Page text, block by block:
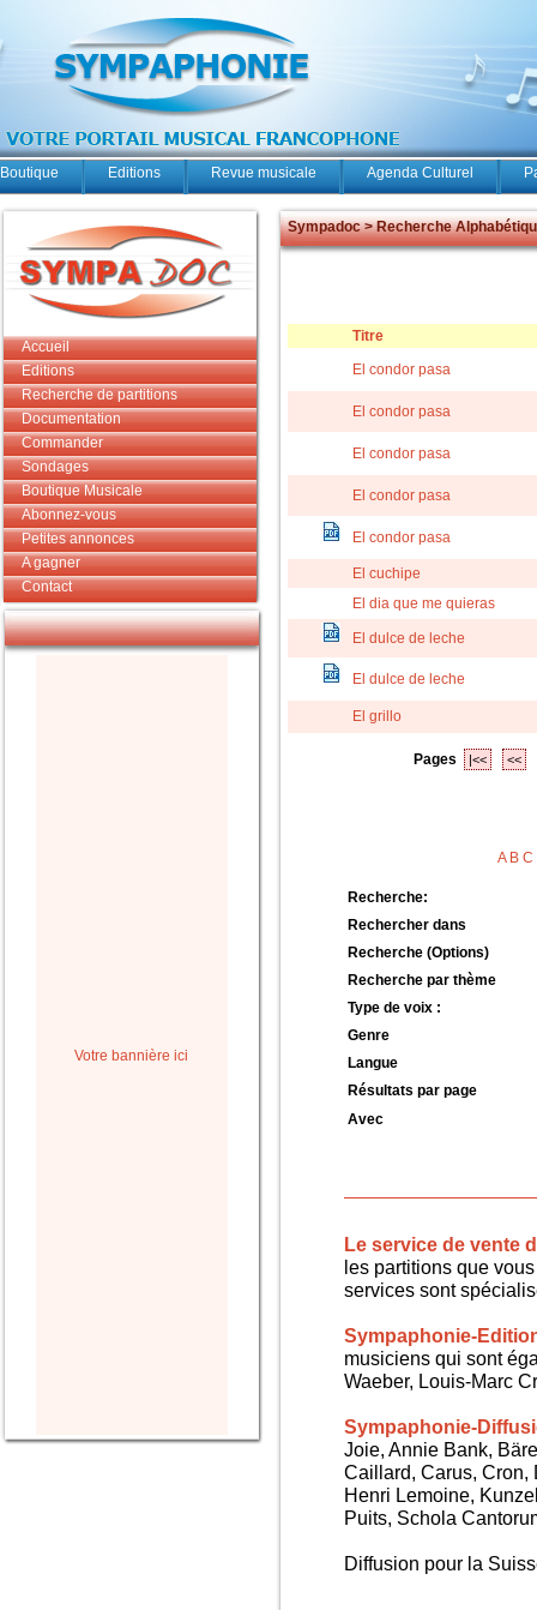
Boutique Editions Revue musicale Agenda Culturel
Accueil
Editions
Recherche de partitions
Documentation
Commander
Sondages
Boutique Musicale
Abonnez-vous
Petites annonces
A gagner
Contact
Votre bannière ici
Sympadoc > Recherche
Titre
El condor pasa
El condor pasa
El condor pasa
El condor pasa
El condor pasa
El cuchipe
El dia que me quieras
El dulce de leche
El dulce de leche
El grillo
Pages |<< <<
A B C
Recherche:
Rechercher dans
Recherche (Options)
Recherche par thème
Type de voix :
Genre
Langue
Résultats par page
Avec
Le service de vente
les partitions que
services sont
Sympaphonie-
musiciens qui sont
Waeber, Louis-Marc
Sympaphonie-
Joie, Annie Bank,
Caillard, Carus, Cron,
Henri Lemoine,
Puits, Schola
Diffusion pour la